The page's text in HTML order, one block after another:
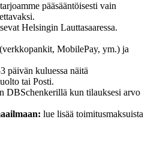
pääsääntöisesti vain
Helsingin Lauttasaaressa.
MobilePay, ym.) ja
päivän kuluessa näitä
tai Posti.
DBSchenkerillä kun tilauksesi arvo
lue lisää toimitusmaksuista